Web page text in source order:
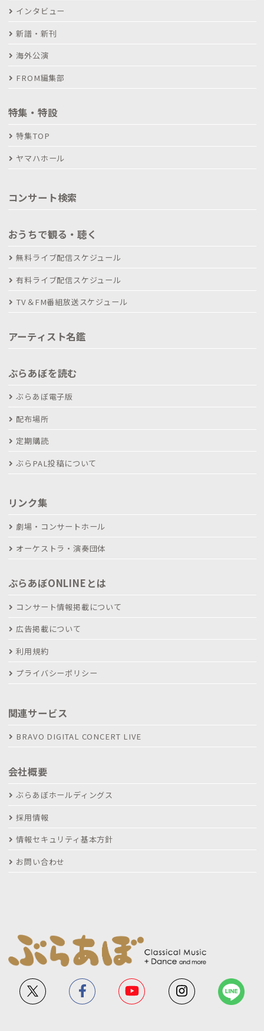
インタビュー
新譜・新刊
海外公演
FROM編集部
特集・特設
特集TOP
ヤマハホール
コンサート検索
おうちで観る・聴く
無料ライブ配信スケジュール
有料ライブ配信スケジュール
TV＆FM番組放送スケジュール
アーティスト名鑑
ぶらあぼを読む
ぶらあぼ電子版
配布場所
定期購読
ぶらPAL投稿について
リンク集
劇場・コンサートホール
オーケストラ・演奏団体
ぶらあぼONLINEとは
コンサート情報掲載について
広告掲載について
利用規約
プライバシーポリシー
関連サービス
BRAVO DIGITAL CONCERT LIVE
会社概要
ぶらあぼホールディングス
採用情報
情報セキュリティ基本方針
お問い合わせ